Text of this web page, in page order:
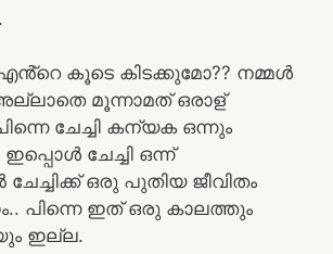
എൻ്റെ കൂടെ കിടക്കുമോ?? നമ്മൾ
മൂന്നാമത് ഒരാള്
ചേച്ചി കന്യക ഒന്നും
ചേച്ചി ഒന്ന്
ഒരു പുതിയ ജീവിതം
പിന്നെ ഇത് ഒരു കാലത്തും
ഇല്ല.